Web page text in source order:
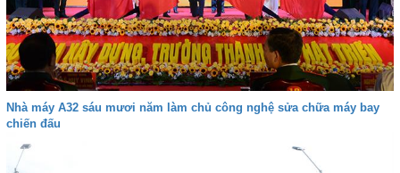
Nhà máy A32 sáu mươi năm làm chủ công nghệ sửa chữa máy bay
chiến đấu